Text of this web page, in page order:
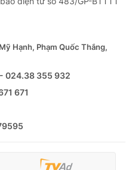
Hạnh, Phạm Quốc Thắng,
024.38 355 932
671